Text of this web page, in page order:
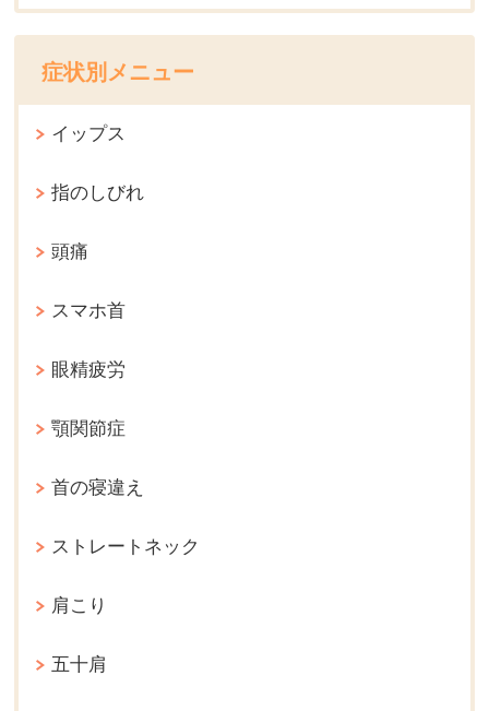
症状別メニュー
イップス
指のしびれ
頭痛
スマホ首
眼精疲労
顎関節症
首の寝違え
ストレートネック
肩こり
五十肩